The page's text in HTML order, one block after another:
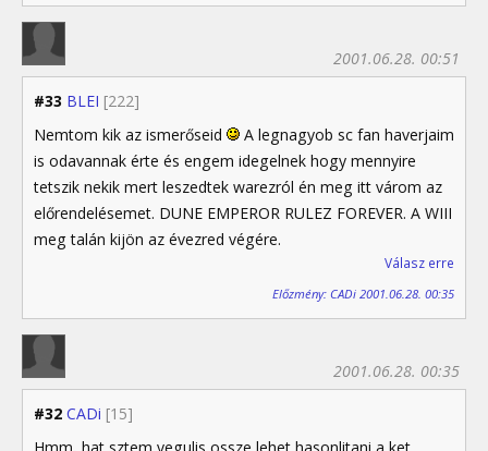
#33 BLEI [222]
2001.06.28. 00:51
Nemtom kik az ismerőseid
A legnagyob sc fan haverjaim
is odavannak érte és engem idegelnek hogy mennyire
tetszik nekik mert leszedtek warezról én meg itt várom az
előrendelésemet. DUNE EMPEROR RULEZ FOREVER. A WIII
meg talán kijön az évezred végére.
Válasz erre
Előzmény: CADi 2001.06.28. 00:35
#32 CADi [15]
2001.06.28. 00:35
Hmm, hat sztem vegulis ossze lehet hasonlitani a ket